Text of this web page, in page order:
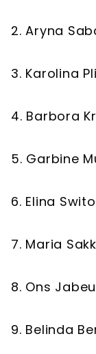
2. Aryna
3. Karolina
4. Barbora
5. Garbine
6. Elina
7. Maria
8. Ons
9. Belinda